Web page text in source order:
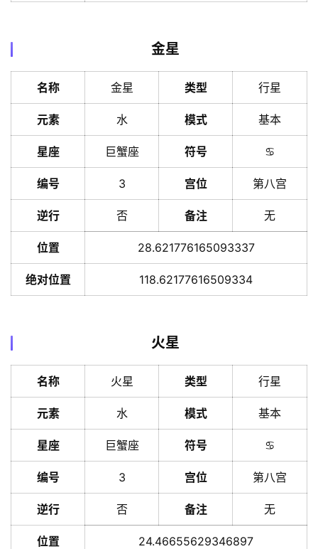
金星
名称 金星 类型 行星
元素 水 模式 基本
星座 巨蟹座 符号 ♋️
编号 3 宫位 第八宫
逆行 否 备注 无
位置 28.621776165093337
绝对位置 118.62177616509334
火星
名称 火星 类型 行星
元素 水 模式 基本
星座 巨蟹座 符号 ♋️
编号 3 宫位 第八宫
逆行 否 备注 无
位置 24.46655629346897